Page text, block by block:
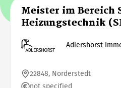
Meister im Bereich
Heizungstechnik
Adlershorst
22848, Norderstedt